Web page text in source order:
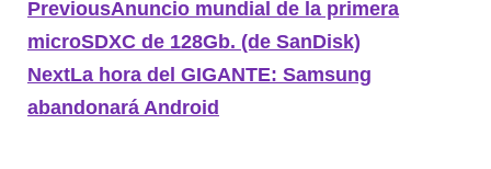
PreviousAnuncio mundial de la primera
microSDXC de 128Gb. (de SanDisk)
NextLa hora del GIGANTE: Samsung
abandonará Android